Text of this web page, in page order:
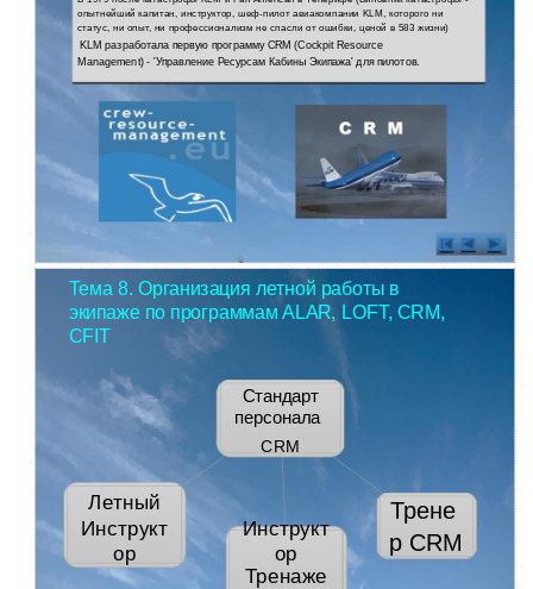
опытнейший капитан, инструктор, шеф-пилот авиакомпании KLM, которого ни
статус, ни опыт, ни профессионализм не спасли от ошибки, ценой в 583 жизни)
KLM разработала первую программу CRM (Cockpit Resource
Management) - 'Управление Ресурсам Кабины Экипажа' для пилотов.
Тема 8. Организация летной работы в
экипаже по программам ALAR, LOFT, CRM,
CFIT
Стандарт
персонала
CRM
Летный
Инструкт
Инструкт
ор
ор
Тренаже
Трене
р CRM